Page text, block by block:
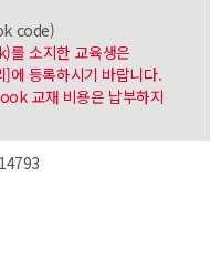
code)
소지한 교육생은
등록하시기 바랍니다.
교재 비용은 납부하지